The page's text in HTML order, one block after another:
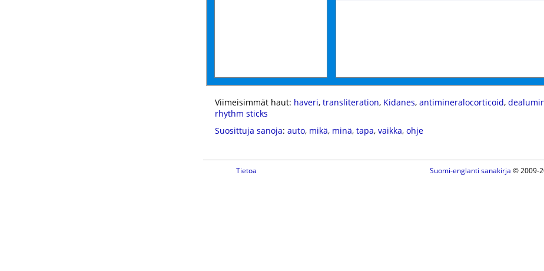
Viimeisimmät haut: haveri, transliteration, Kidanes, antimineralocorticoid,
rhythm sticks
Suosittuja sanoja: auto, mikä, minä, tapa, vaikka, ohje
Tietoa Suomi-englanti sanakirja © 2009-